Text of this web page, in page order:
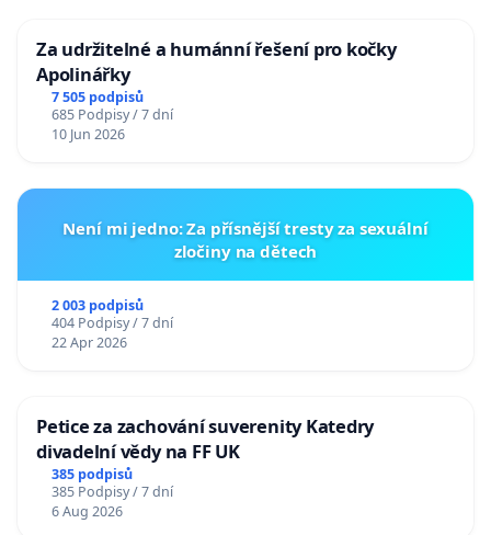
Za udržitelné a humánní řešení pro kočky
Apolinářky
7 505 podpisů
685 Podpisy / 7 dní
10 Jun 2026
Není mi jedno: Za přísnější tresty za sexuální
zločiny na dětech
2 003 podpisů
404 Podpisy / 7 dní
22 Apr 2026
Petice za zachování suverenity Katedry
divadelní vědy na FF UK
385 podpisů
385 Podpisy / 7 dní
6 Aug 2026